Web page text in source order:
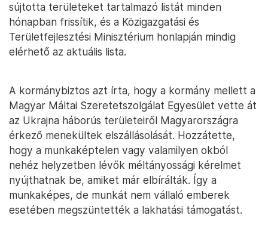
sújtotta területeket tartalmazó listát minden
hónapban frissítik, és a Közigazgatási és
Területfejlesztési Minisztérium honlapján mindig
elérhető az aktuális lista.
A kormánybiztos azt írta, hogy a kormány mellett a
Magyar Máltai Szeretetszolgálat Egyesület vette át
az Ukrajna háborús területeiről Magyarországra
érkező menekültek elszállásolását. Hozzátette,
hogy a munkaképtelen vagy valamilyen okból
nehéz helyzetben lévők méltányossági kérelmet
nyújthatnak be, amiket már elbírálták. Így a
munkaképes, de munkát nem vállaló emberek
esetében megszüntették a lakhatási támogatást.